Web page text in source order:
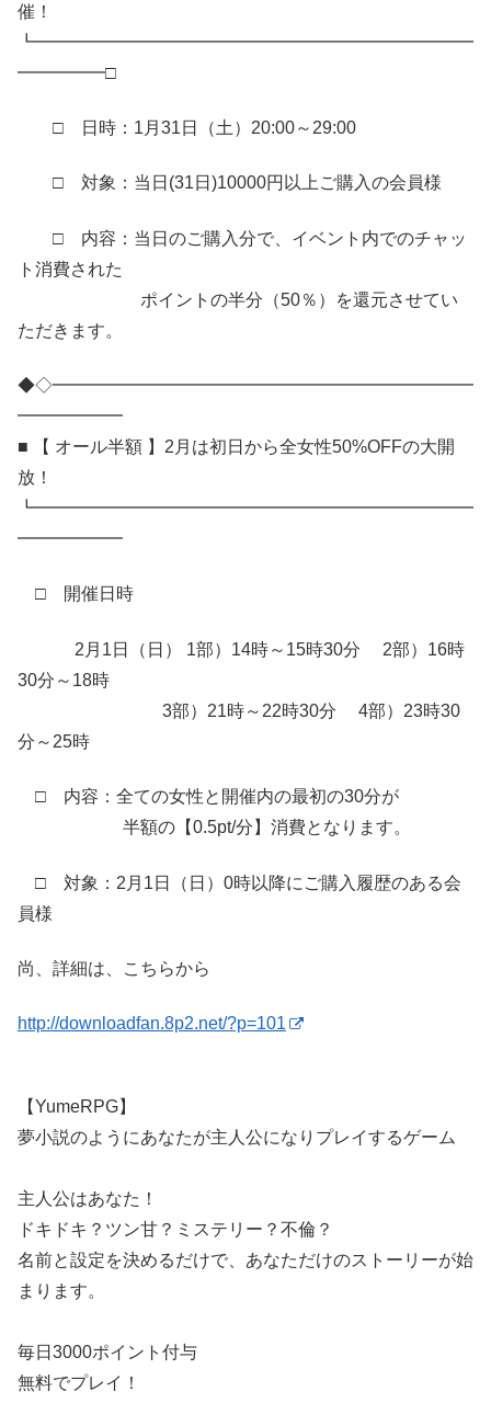
催！
┗━━━━━━━━━━━━━━━━━━━━━━━━━
━━━━━□
□ 日時：1月31日（土）20:00～29:00
□ 対象：当日(31日)10000円以上ご購入の会員様
□ 内容：当日のご購入分で、イベント内でのチャッ
ト消費された
ポイントの半分（50％）を還元させてい
ただきます。
◆◇━━━━━━━━━━━━━━━━━━━━━━━━
━━━━━━
■ 【 オール半額 】2月は初日から全女性50%OFFの大開
放！
┗━━━━━━━━━━━━━━━━━━━━━━━━━
━━━━━━
□ 開催日時
2月1日（日） 1部）14時～15時30分 2部）16時
30分～18時
3部）21時～22時30分 4部）23時30
分～25時
□ 内容：全ての女性と開催内の最初の30分が
半額の【0.5pt/分】消費となります。
□ 対象：2月1日（日）0時以降にご購入履歴のある会
員様
尚、詳細は、こちらから
http://downloadfan.8p2.net/?p=101
【YumeRPG】
夢小説のようにあなたが主人公になりプレイするゲーム
主人公はあなた！
ドキドキ？ツン甘？ミステリー？不倫？
名前と設定を決めるだけで、あなただけのストーリーが始
まります。
毎日3000ポイント付与
無料でプレイ！